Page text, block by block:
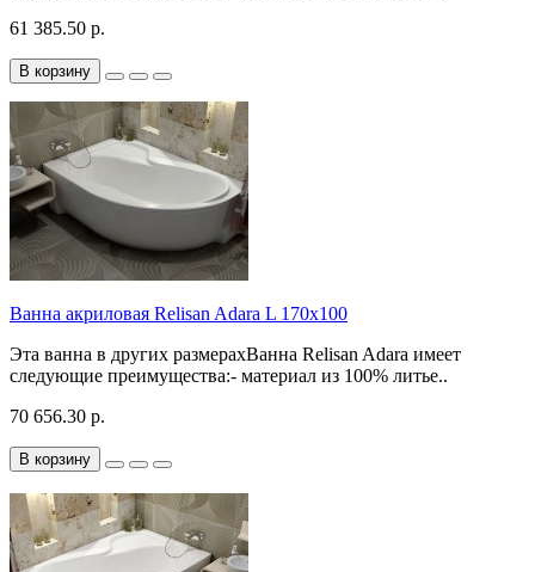
61 385.50 р.
В корзину
Ванна акриловая Relisan Adara L 170х100
Эта ванна в других размерахВанна Relisan Adara имеет
следующие преимущества:- материал из 100% литье..
70 656.30 р.
В корзину